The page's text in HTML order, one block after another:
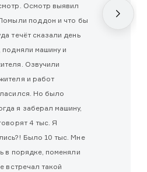
Осмотр выявил
поддон и что бы
течёт сказали день
подняли машину и
Озвучили
и работ
Но было
я заберал машину,
4 тыс. Я
Было 10 тыс. Мне
в порядке, поменяли
встречал такой